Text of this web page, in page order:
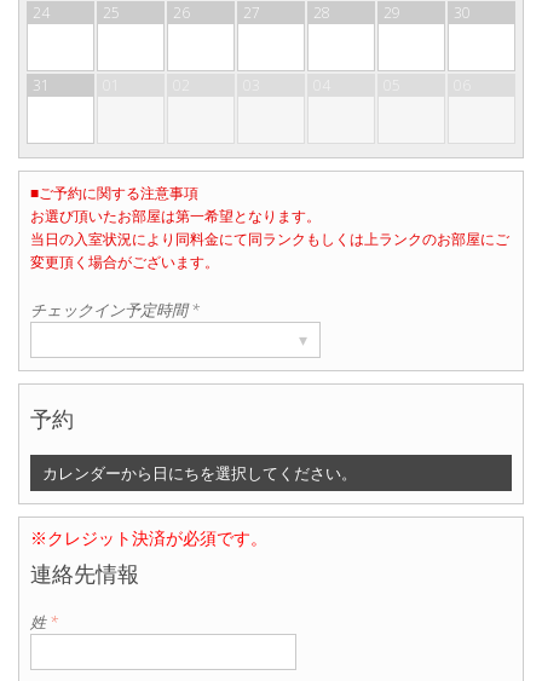
24 25 26 27 28 29 30
31
部屋数
1
▾
■ご予約に関する注意事項
お選び頂いたお部屋は第一希望となります。
当日の入室状況により同料金にて同ランクもしくは上ランクのお部屋にご
変更頂く場合がございます。
チェックイン予定時間 *
▾
予約
カレンダーから日にちを選択してください。
※クレジット決済が必須です。
連絡先情報
姓*